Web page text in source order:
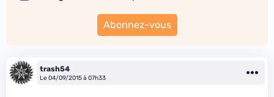
Abonnez-vous
trash54
Le 04/09/2015 à 07h33